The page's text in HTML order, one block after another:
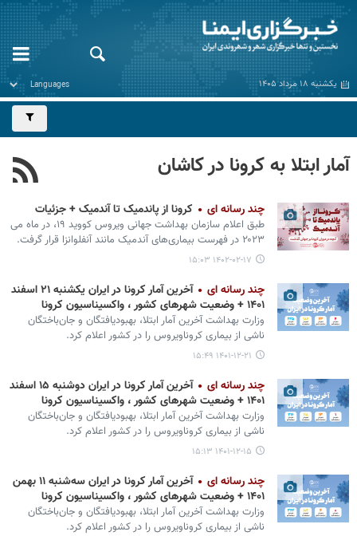
یکشنبه ۱۸ مرداد ۱۴۰۵
آمار ابتلا به کرونا در کاشان
چند رسانه ای کرونا از پاندمیک تا آندمیک + جزئیات
طبق اعلام سازمان بهداشت جهانی ویروس کووید ۱۹، در ماه می
۲۰۲۳ در فهرست بیماری‌های آندمیک مانند آنفلوانزا قرار گرفت.
۱۴۰۲-۰۲-۱۷ ۱۵:۰۳
چند رسانه ای
آخرین آمار کرونا در ایران یکشنبه ۲۱ اسفند
۱۴۰۱ + وضعیت شهرهای کشور ، واکسیناسیون کرونا
وزارت بهداشت آخرین آمار ابتلا، بهبودیافتگان و جان‌باختگان
ناشی از بیماری کروناویروس را در کشور اعلام کرد.
۱۴۰۱-۱۲-۲۱ ۱۵:۴۹
چند رسانه ای
آخرین آمار کرونا در ایران دوشنبه ۱۵ اسفند
۱۴۰۱ + وضعیت شهرهای کشور ، واکسیناسیون کرونا
وزارت بهداشت آخرین آمار ابتلا، بهبودیافتگان و جان‌باختگان
ناشی از بیماری کروناویروس را در کشور اعلام کرد.
۱۴۰۱-۱۲-۱۵ ۱۵:۱۳
چند رسانه ای
آخرین آمار کرونا در ایران سه‌شنبه ۱۱ بهمن
۱۴۰۱ + وضعیت شهرهای کشور ، واکسیناسیون کرونا
وزارت بهداشت آخرین آمار ابتلا، بهبودیافتگان و جان‌باختگان
ناشی از بیماری کروناویروس را در کشور اعلام کرد.